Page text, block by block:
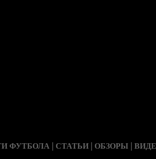
ФУТБОЛА | СТАТЬИ | ОБЗОРЫ |